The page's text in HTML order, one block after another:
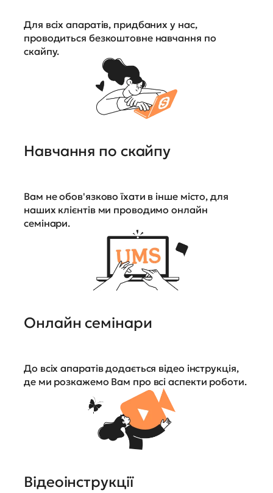
Для всіх апаратів, придбаних у нас,
проводиться безкоштовне навчання по
скайпу.
Навчання по скайпу
Вам не обов'язково їхати в інше місто, для
наших клієнтів ми проводимо онлайн
семінари.
Онлайн семінари
До всіх апаратів додається відео інструкція,
де ми розкажемо Вам про всі аспекти роботи.
Відеоінструкції